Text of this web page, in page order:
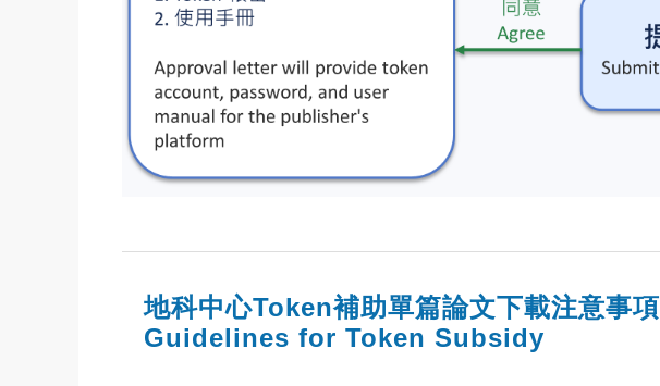
地科中心Token補助單篇論文下載注意事項
Guidelines for Token Subsidy